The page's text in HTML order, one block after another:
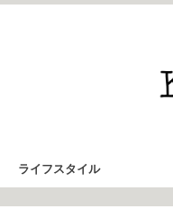
ライフスタイル